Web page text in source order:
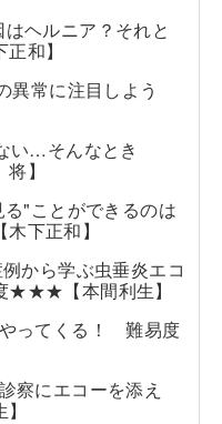
ヘルニア？それと
和】
異常に注目しよう
い…そんなとき
】
"ことができるのは
下正和】
から学ぶ虫垂炎エコ
★★★【本間利生】
ってくる！ 難易度
察にエコーを添え